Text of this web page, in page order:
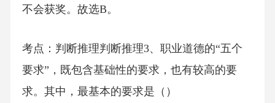
不会获奖。故选B。
考点：判断推理判断推理3、职业道德的“五个
要求”，既包含基础性的要求，也有较高的要
求。其中，最基本的要求是（）